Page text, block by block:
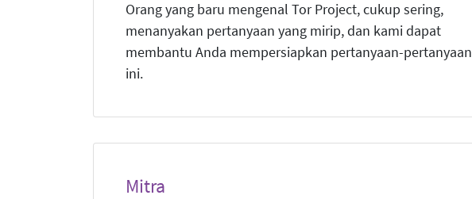
Orang yang baru mengenal Tor Project, cukup sering,
menanyakan pertanyaan yang mirip, dan kami dapat
membantu Anda mempersiapkan pertanyaan-pertanyaan
ini.
Mitra